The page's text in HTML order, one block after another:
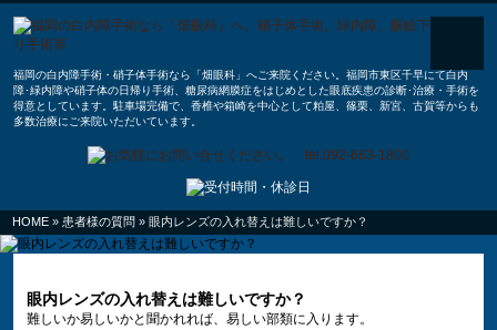
福岡の白内障手術・硝子体手術なら「畑眼科」へご来院ください。福岡市東区千早にて白内
障･緑内障や硝子体の日帰り手術、糖尿病網膜症をはじめとした眼底疾患の診断･治療・手術を
得意としています。駐車場完備で、香椎や箱崎を中心として粕屋、篠栗、新宮、古賀等からも
多数治療にご来院いただいています。
HOME » 患者様の質問 » 眼内レンズの入れ替えは難しいですか？
眼内レンズの入れ替えは難しいですか？
難しいか易しいかと聞かれれば、易しい部類に入ります。